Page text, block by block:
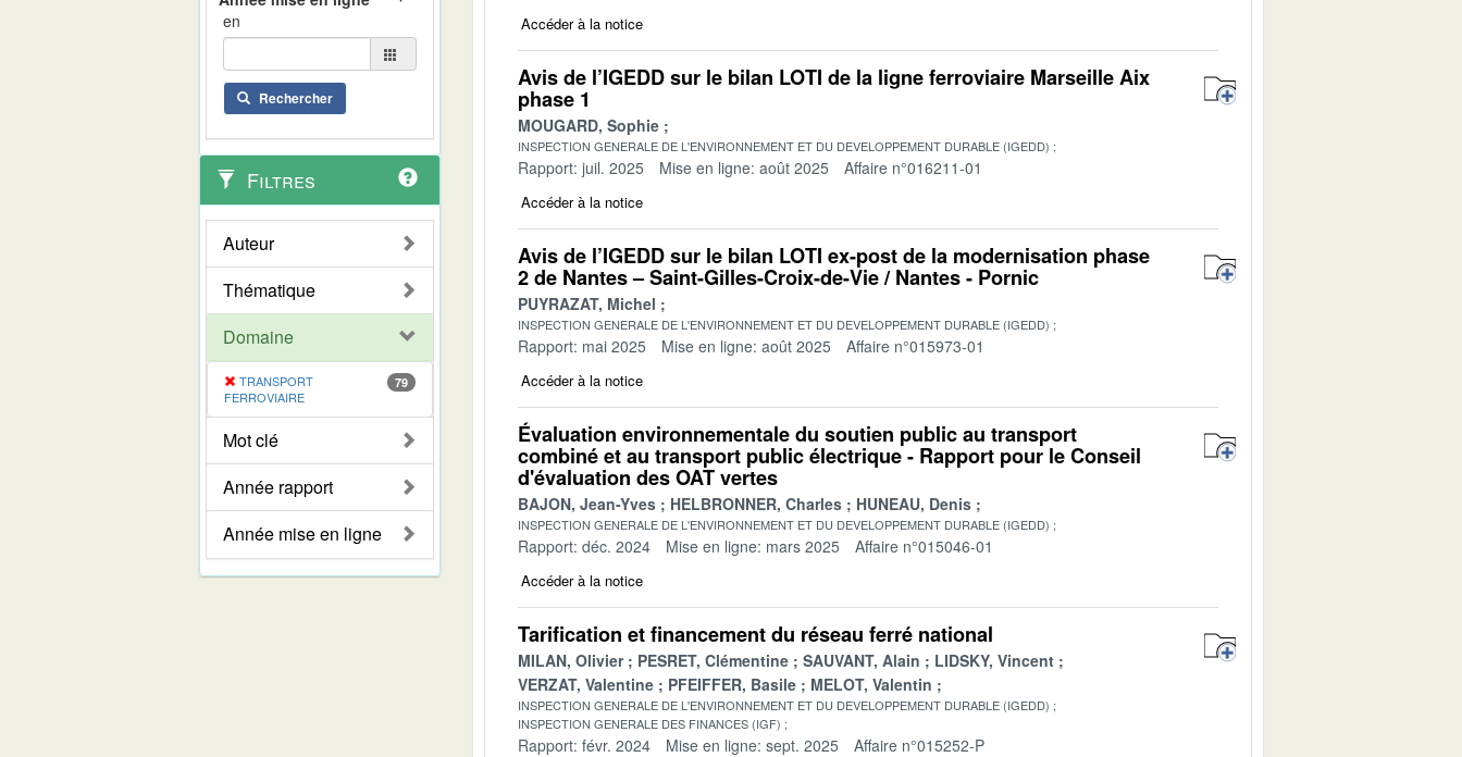
en
Rechercher
Filtres
Auteur
Thématique
Domaine
TRANSPORT
FERROVIAIRE
79
Mot clé
Année rapport
Année mise en ligne
Accéder à la notice
Avis de l’IGEDD sur le bilan LOTI de la ligne ferroviaire Marseille Aix
phase 1
MOUGARD, Sophie
INSPECTION GENERALE DE L'ENVIRONNEMENT ET DU DEVELOPPEMENT DURABLE (IGEDD)
Rapport: juil. 2025 Mise en ligne: août 2025 Affaire n°016211-01
Accéder à la notice
Avis de l’IGEDD sur le bilan LOTI ex-post de la modernisation phase
2 de Nantes – Saint-Gilles-Croix-de-Vie / Nantes - Pornic
PUYRAZAT, Michel
INSPECTION GENERALE DE L'ENVIRONNEMENT ET DU DEVELOPPEMENT DURABLE (IGEDD)
Rapport: mai 2025 Mise en ligne: août 2025 Affaire n°015973-01
Accéder à la notice
Évaluation environnementale du soutien public au transport
combiné et au transport public électrique - Rapport pour le Conseil
d'évaluation des OAT vertes
BAJON, Jean-Yves HELBRONNER, Charles HUNEAU, Denis
INSPECTION GENERALE DE L'ENVIRONNEMENT ET DU DEVELOPPEMENT DURABLE (IGEDD)
Rapport: déc. 2024 Mise en ligne: mars 2025 Affaire n°015046-01
Accéder à la notice
Tarification et financement du réseau ferré national
MILAN, Olivier PESRET, Clémentine SAUVANT, Alain
LIDSKY, Vincent
VERZAT, Valentine
PFEIFFER, Basile MELOT, Valentin
INSPECTION GENERALE DE L'ENVIRONNEMENT ET DU DEVELOPPEMENT DURABLE (IGEDD)
INSPECTION GENERALE DES FINANCES (IGF)
Rapport: févr. 2024 Mise en ligne: sept. 2025 Affaire n°015252-P